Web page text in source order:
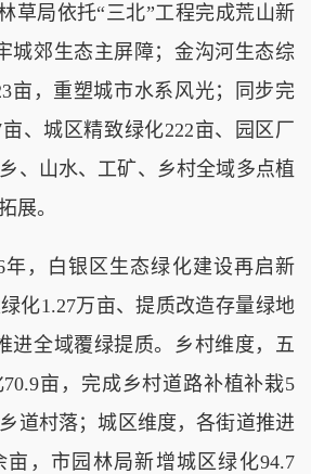
草局依托“三北”工程完成荒山新
城郊生态主屏障；金沟河生态综
亩，重塑城市水系风光；同步完
、城区精致绿化222亩、园区厂
、山水、工矿、乡村全域多点植
展。
，白银区生态绿化建设再启新
化1.27万亩、提质改造存量绿地
进全域覆绿提质。乡村维度，五
亩，完成乡村道路补植补栽5
道村落；城区维度，各街道推进
亩，市园林局新增城区绿化94.7